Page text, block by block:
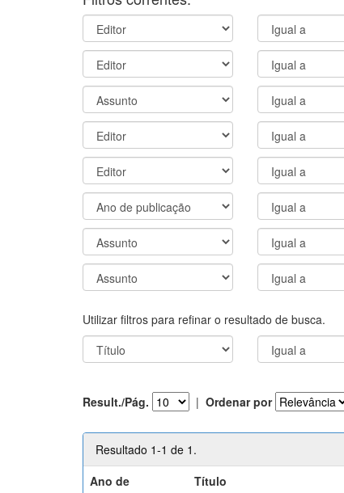
Utilizar filtros para refinar o resultado de busca.
Result./Pág. | Ordenar por
Resultado 1-1 de 1.
Ano de
Título